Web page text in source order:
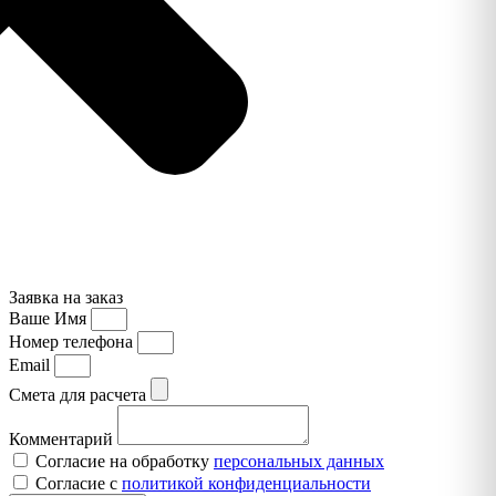
Заявка на заказ
Ваше Имя
Номер телефона
Email
Смета для расчета
Комментарий
Согласие на обработку персональных данных
Согласие с политикой конфиденциальности